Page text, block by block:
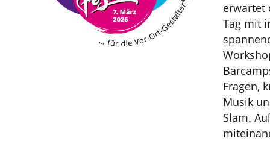
erwartet
Tag mit
Fragen,
Musik
Slam.